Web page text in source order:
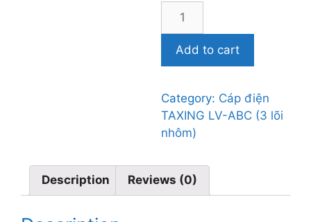
điện
TAXING
3x95mm2
0,6/1.0kV
quantity
Add to cart
Category: Cáp điện
TAXING LV-ABC (3 lõi
nhôm)
Description Reviews (0)